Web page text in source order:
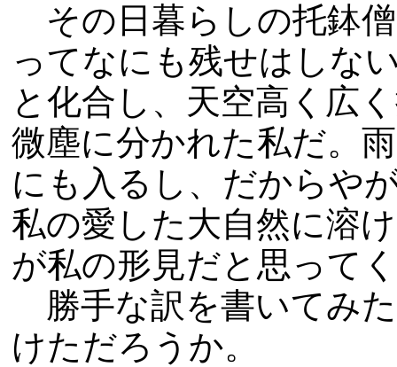
その日暮らしの托鉢
ってなにも残せはしな
と化合し、天空高く広
微塵に分かれた私だ。
にも入るし、だからや
私の愛した大自然に溶
が私の形見だと思って
勝手な訳を書いてみ
けただろうか。